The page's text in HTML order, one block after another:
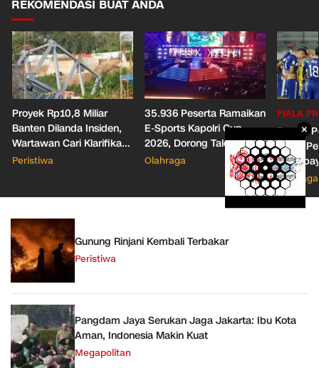
REKOMENDASI BUAT ANDA
Proyek Rp10,8 Miliar
Banten Dilanda Insiden,
Wartawan Cari Klarifikasi
Malah Diblokir!
Peristiwa
35.936 Peserta Ramaikan
E-Sports Kapolri Cup
2026, Dorong Talenta
Digital dan Keamanan
Olahraga
PIALA
Drama
Pahit,
Olahraga
Gunung Rinjani Kembali Terbakar
Peristiwa
Pangdam Jaya Serukan Jaga Jakarta: Ibu Kota
Aman, Indonesia Makin Kuat
Megapolitan
×